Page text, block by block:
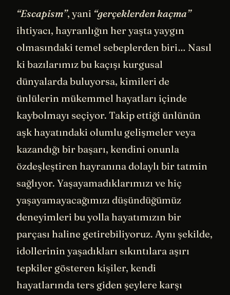
“Escapism”, yani “gerçeklerden kaçma”
ihtiyacı, hayranlığın her yaşta yaygın
olmasındaki temel sebeplerden biri… Nasıl
ki bazılarımız bu kaçışı kurgusal
dünyalarda buluyorsa, kimileri de
ünlülerin mükemmel hayatları içinde
kaybolmayı seçiyor. Takip ettiği ünlünün
aşk hayatındaki olumlu gelişmeler veya
kazandığı bir başarı, kendini onunla
özdeşleştiren hayranına dolaylı bir tatmin
sağlıyor. Yaşayamadıklarımızı ve hiç
yaşayamayacağımızı düşündüğümüz
deneyimleri bu yolla hayatımızın bir
parçası haline getirebiliyoruz. Aynı şekilde,
idollerinin yaşadıkları sıkıntılara aşırı
tepkiler gösteren kişiler, kendi
hayatlarında ters giden şeylere karşı